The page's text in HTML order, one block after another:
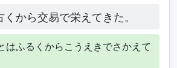
くから交易で栄えてきた。
はふるくからこうえきでさかえて